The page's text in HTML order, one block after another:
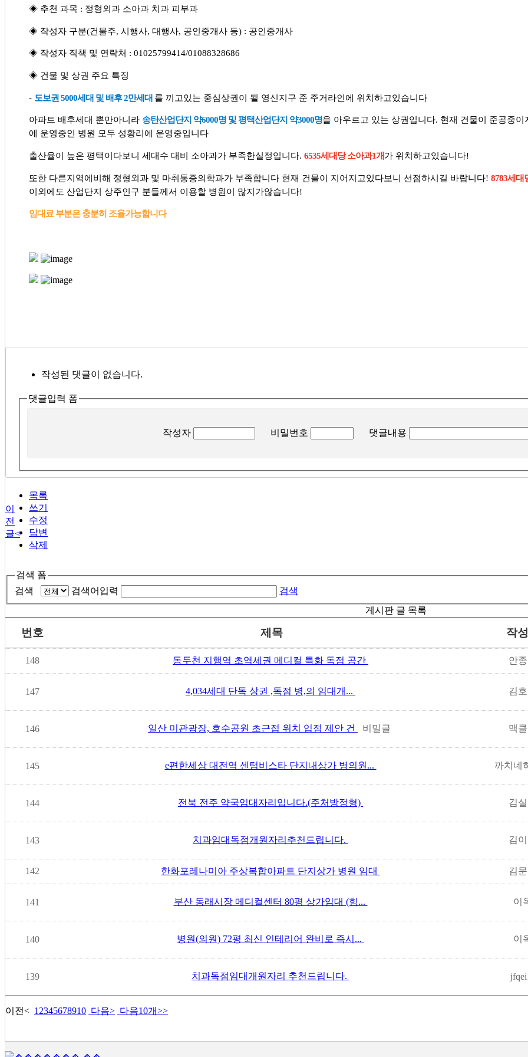
◈ 추천 과목 : 정형외과 소아과 치과 피부과
◈ 작성자 구분(건물주, 시행사, 대행사, 공인중개사 등) : 공인중개사
◈ 작성자 직책 및 연락처 : 01025799414/01088328686
◈ 건물 및 상권 주요 특징
- 도보권 5000세대 및 배후 2만세대 를 끼고있는 중심상권이 될 영신지구 준 주거라인에 위치하고있습니다
아파트 배후세대 뿐만아니라 송탄산업단지 약6000명 및 평택산업단지 약3000명을 아우르고 있는 상권입니다. 현재 건물이 준공중이
에 운영중인 병원 모두 성황리에 운영중입니다
출산율이 높은 평택이다보니 세대수 대비 소아과가 부족한실정입니다. 6535세대당 소아과1개가 위치하고있습니다!
또한 다른지역에비해 정형외과 및 마취통증의학과가 부족합니다 현재 건물이 지어지고있다보니 선점하시길 바랍니다! 8783세대
이외에도 산업단지 상주인구 분들께서 이용할 병원이 많지가않습니다!
임대료 부분은 충분히 조율가능합니다
작성된 댓글이 없습니다.
댓글입력 폼
작성자 비밀번호 댓글내용
목록
쓰기
수정
답변
삭제
이
전
글<
검색 폼
검색
검색어입력
검색
게시판 글 목록
번호 제목 작
148 동두천 지행역 초역세권 메디컬 특화 독점 공간 안
147 4,034세대 단독 상권 ,독점 병,의 임대개... 김
146 일산 미관광장, 호수공원 초근접 위치 입점 제안 건 비밀글 맥클
145 e편한세상 대전역 센텀비스타 단지내상가 병의원... 까치네
144 전북 전주 약국임대자리입니다.(주처방정형) 김
143 치과임대독점개원자리추천드립니다. 김
142 한화포레나미아 주상복합아파트 단지상가 병원 임대 김
141 부산 동래시장 메디컬센터 80평 상가임대 (힘... 이
140 병원(의원) 72평 최신 인테리어 완비로 즉시... 이
139 치과독점임대개원자리 추천드립니다.
이전< 1 2345678910 다음> 다음10개>>